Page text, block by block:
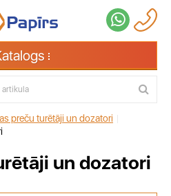
preču turētāji un dozatori
un dozatori